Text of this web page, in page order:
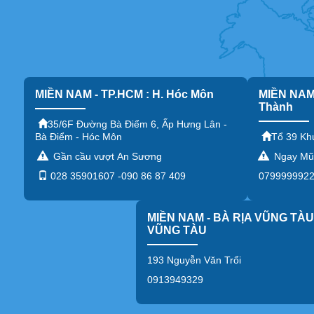
CÁC SẢN PHẨM CÙNG LOẠI:
1. MÁY 4 VÒI NÓNG LẠNH ST-04NANO
Máy được thiết kế nâng cấp bộ lọc cao cấp được nhập
MIỀN NAM - TP.HCM : H. Hóc Môn
35/6F Đường Bà Điểm 6, Ấp Hưng Lân -
Bà Điểm - Hóc Môn
Gần cầu vượt An Sương
028 35901607 -090 86 87 409
MIỀN
Thành
Tổ 39
Ngay
MIỀN NAM - BÀ RỊA VŨNG
VŨNG TÀU
193 Nguyễn Văn Trổi
0913949329